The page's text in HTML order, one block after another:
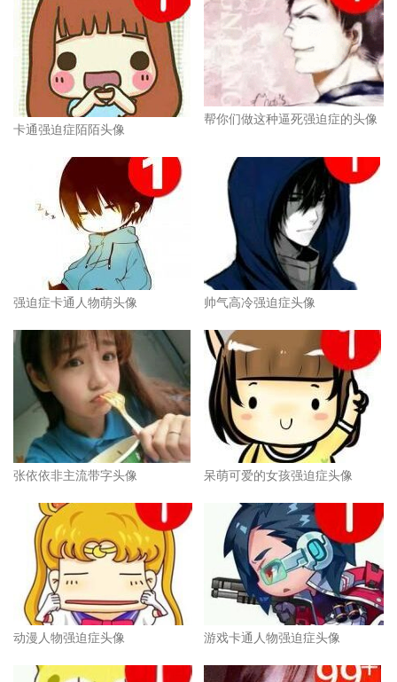
卡通强迫症陌陌头像
帮你们做这种逼死强迫症的头像
强迫症卡通人物萌头像 帅气高冷强迫症头像
张依依非主流带字头像 呆萌可爱的女孩强迫症头像
动漫人物强迫症头像 游戏卡通人物强迫症头像